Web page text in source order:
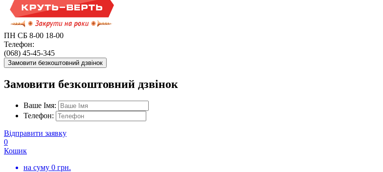
ПН СБ 8-00 18-00
Телефон:
(068) 45-45-345
Замовити безкоштовний дзвінок
Замовити безкоштовний дзвінок
Ваше Імя:
Телефон:
Відправити заявку
0
Кошик
на суму 0 грн.